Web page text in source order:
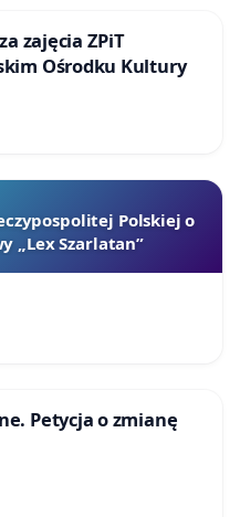
zajęcia ZPiT
Ośrodku Kultury
Polskiej o
„Lex Szarlatan”
Petycja o zmianę